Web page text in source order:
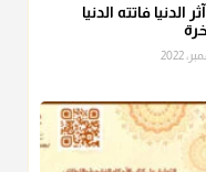
وأراد إخراج القيمة
الدنيا فاتته الدنيا